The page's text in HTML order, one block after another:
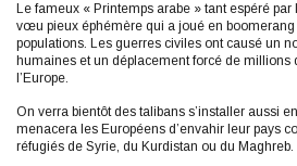
Le fameux « Printemps arabe » tant espéré par
vœu pieux éphémère qui a joué en boomerang
populations. Les guerres civiles ont causé un
humaines et un déplacement forcé de millions
l’Europe.
On verra bientôt des talibans s’installer aussi
menacera les Européens d’envahir leur pays
réfugiés de Syrie, du Kurdistan ou du Maghreb.